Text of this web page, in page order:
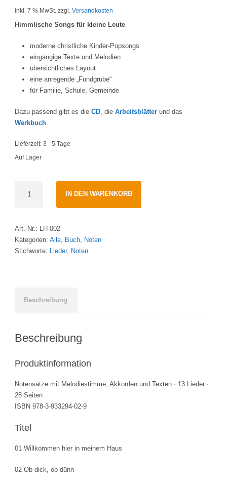
inkl. 7 % MwSt. zzgl. Versandkosten
Himmlische Songs für kleine Leute
moderne christliche Kinder-Popsongs
eingängige Texte und Melodien
übersichtliches Layout
eine anregende „Fundgrube“
für Familie, Schule, Gemeinde
Dazu passend gibt es die CD , die Arbeitsblätter und das
Werkbuch
Lieferzeit: 3 - 5 Tage
Auf Lager
Haus
·
Liedheft
Freunde
IN DEN WARENKORB
Art.-Nr.:
LH 002
Kategorien: Alle Buch
Noten
Stichworte:
Lieder, Noten
Beschreibung
Beschreibung
Produktinformation
Notensätze mit Melodiestimme, Akkorden und Texten · 13 Lieder ·
28 Seiten
ISBN 978-3-933294-02-9
Titel
01 Willkommen hier in meinem Haus
02 Ob dick, ob dünn